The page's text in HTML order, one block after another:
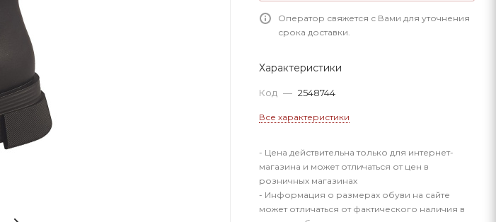
Оператор свяжется с Вами для уточнения
срока доставки.
Характеристики
Код — 2548744
Все характеристики
- Цена действительна только для интернет-
магазина и может отличаться от цен в
розничных магазинах
- Информация о размерах обуви на сайте
может отличаться от фактического наличия в